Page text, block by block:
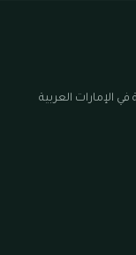
الإمارات العربية